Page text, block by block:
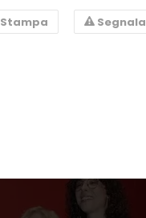
Stampa Segnala